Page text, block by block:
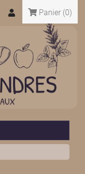
Panier (0)